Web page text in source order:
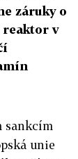
záruky o
reaktor v
sankcím
unie